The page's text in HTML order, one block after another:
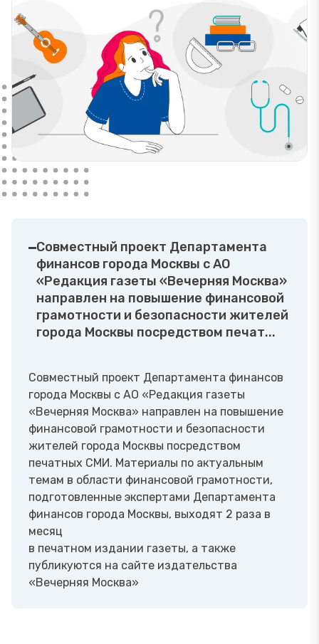
Совместный проект Департамента
финансов города Москвы с АО
«Редакция газеты «Вечерняя Москва»
направлен на повышение финансовой
грамотности и безопасности жителей
города Москвы посредством печат...
Совместный проект Департамента финансов
города Москвы с АО «Редакция газеты
«Вечерняя Москва» направлен на повышение
финансовой грамотности и безопасности
жителей города Москвы посредством
печатных СМИ. Материалы по актуальным
темам в области финансовой грамотности,
подготовленные экспертами Департамента
финансов города Москвы, выходят 2 раза в
месяц
в печатном издании газеты, а также
публикуются на сайте издательства
«Вечерняя Москва»